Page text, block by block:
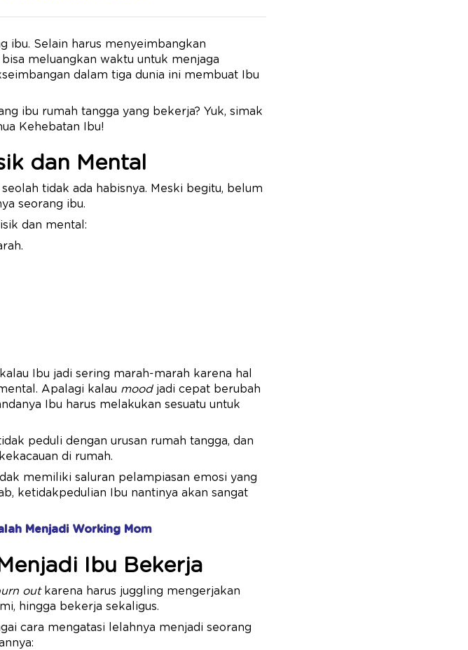
ibu. Selain harus menyeimbangkan
meluangkan waktu untuk menjaga
dalam tiga dunia ini membuat Ibu
ibu rumah tangga yang bekerja? Yuk, simak
Kehebatan Ibu!
dan Mental
tidak ada habisnya. Meski begitu, belum
seorang ibu.
dan mental:
Ibu jadi sering marah-marah karena hal
Apalagi kalau moodjadi cepat berubah
Ibu harus melakukan sesuatu untuk
peduli dengan urusan rumah tangga, dan
di rumah.
memiliki saluran pelampiasan emosi yang
ketidakpedulian Ibu nantinya akan sangat
Menjadi Working Mom
Ibu Bekerja
outkarena harus juggling mengerjakan
hingga bekerja sekaligus.
cara mengatasi lelahnya menjadi seorang